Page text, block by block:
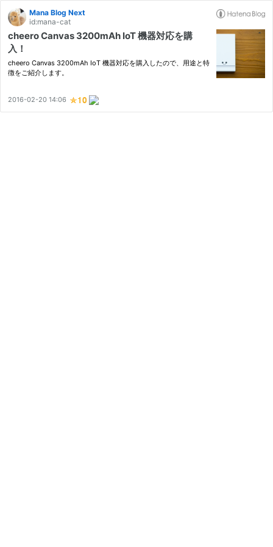
Mana Blog Next
id:mana-cat
cheero Canvas 3200mAh IoT 機器対応を購
入！
cheero Canvas 3200mAh IoT 機器対応を購入したので、用途と特
徴をご紹介します。
2016-02-20 14:06